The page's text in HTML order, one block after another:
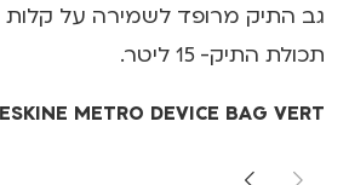
גב התיק מרופד לשמירה על קלות
תכולת התיק- 15 ליטר.
METRO DEVICE BAG VERT